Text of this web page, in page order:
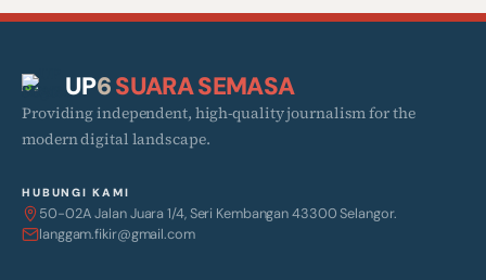
UP6SUARA SEMASA
Providing independent, high-quality journalism for the
modern digital landscape.
HUBUNGI KAMI
50-02A Jalan Juara 1/4, Seri Kembangan 43300 Selangor.
langgam.fikir@gmail.com